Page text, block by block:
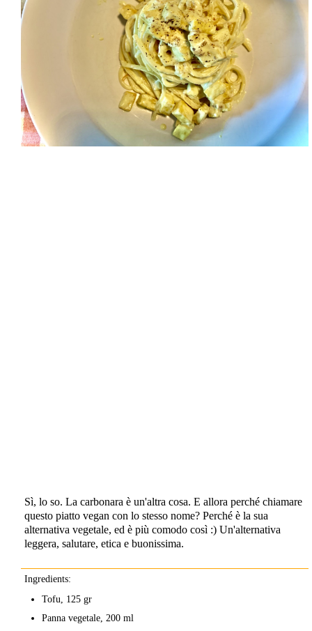
Sì, lo so. La carbonara è un'altra cosa. E allora perché chiamare
questo piatto vegan con lo stesso nome? Perché è la sua
alternativa vegetale, ed è più comodo così :) Un'alternativa
leggera, salutare, etica e buonissima.
Ingredients:
Tofu, 125 gr
Panna vegetale, 200 ml